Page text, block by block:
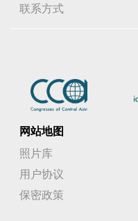
联系方式
网站地图
照片库
用户协议
保密政策